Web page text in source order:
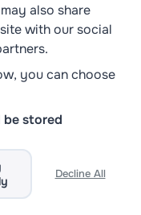
базової
з вибору
Рекомендований
доступ
also share
with our social
you can choose
be stored
Decline All